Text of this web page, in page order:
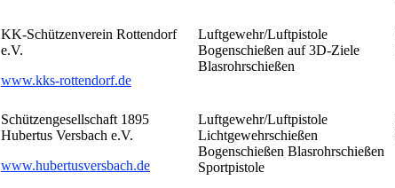
KK-Schützenverein Rottendorf
e.V.
www.kks-rottendorf.de
Luftgewehr/Luftpistole
Bogenschießen auf 3D-Ziele
Blasrohrschießen
Schützengesellschaft 1895
Hubertus Versbach e.V.
www.hubertusversbach.de
Luftgewehr/Luftpistole
Lichtgewehrschießen
Bogenschießen Blasrohrschießen
Sportpistole